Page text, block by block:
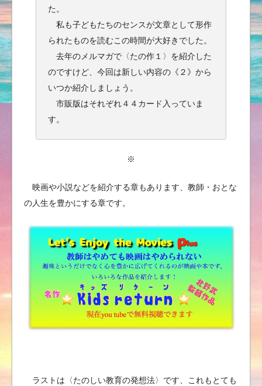
た。
私も子どもたちのセンスが文章として形作
られたものを読むこの時間が大好きでした。
去年のメルマガで〈たの作１〉を紹介した
のですけど、今回は新しい内容の《２》から
いつか紹介しましょう。
市販版はそれぞれ４４カード入っていま
す。
※
映画や小説などを紹介する章もあります、教師・おとな
の人生を豊かにする章です。
ラストは〈たのしい教育の発想法〉です、これもとても